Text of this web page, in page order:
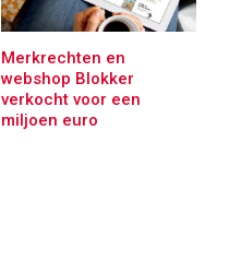
Merkrechten en
webshop Blokker
verkocht voor een
miljoen euro